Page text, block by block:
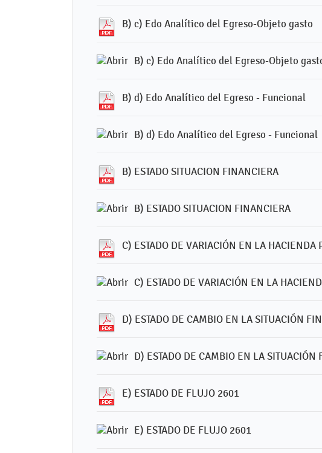
B) c) Edo Analítico del Egreso-Objeto gasto
B) c) Edo Analítico del Egreso-Objeto
B) d) Edo Analítico del Egreso - Funcional
B) d) Edo Analítico del Egreso - Funcional
B) ESTADO SITUACION FINANCIERA
B) ESTADO SITUACION FINANCIERA
C) ESTADO DE VARIACIÓN EN LA HACIENDA
C) ESTADO DE VARIACIÓN EN LA
D) ESTADO DE CAMBIO EN LA SITUACIÓN
D) ESTADO DE CAMBIO EN LA SITUACIÓN
E) ESTADO DE FLUJO 2601
E) ESTADO DE FLUJO 2601